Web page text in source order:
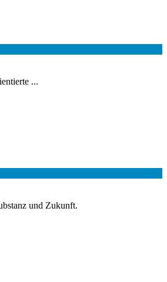
...
und Zukunft.